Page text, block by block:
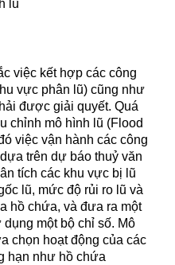
lũ
việc kết hợp các công
vực phân lũ) cũng như
được giải quyết. Quá
chỉnh mô hình lũ (Flood
việc vận hành các công
trên dự báo thuỷ văn
tích các khu vực bị lũ
lũ, mức độ rủi ro lũ và
hồ chứa, và đưa ra một
một bộ chỉ số. Mô
chọn hoạt động của các
hạn như hồ chứa